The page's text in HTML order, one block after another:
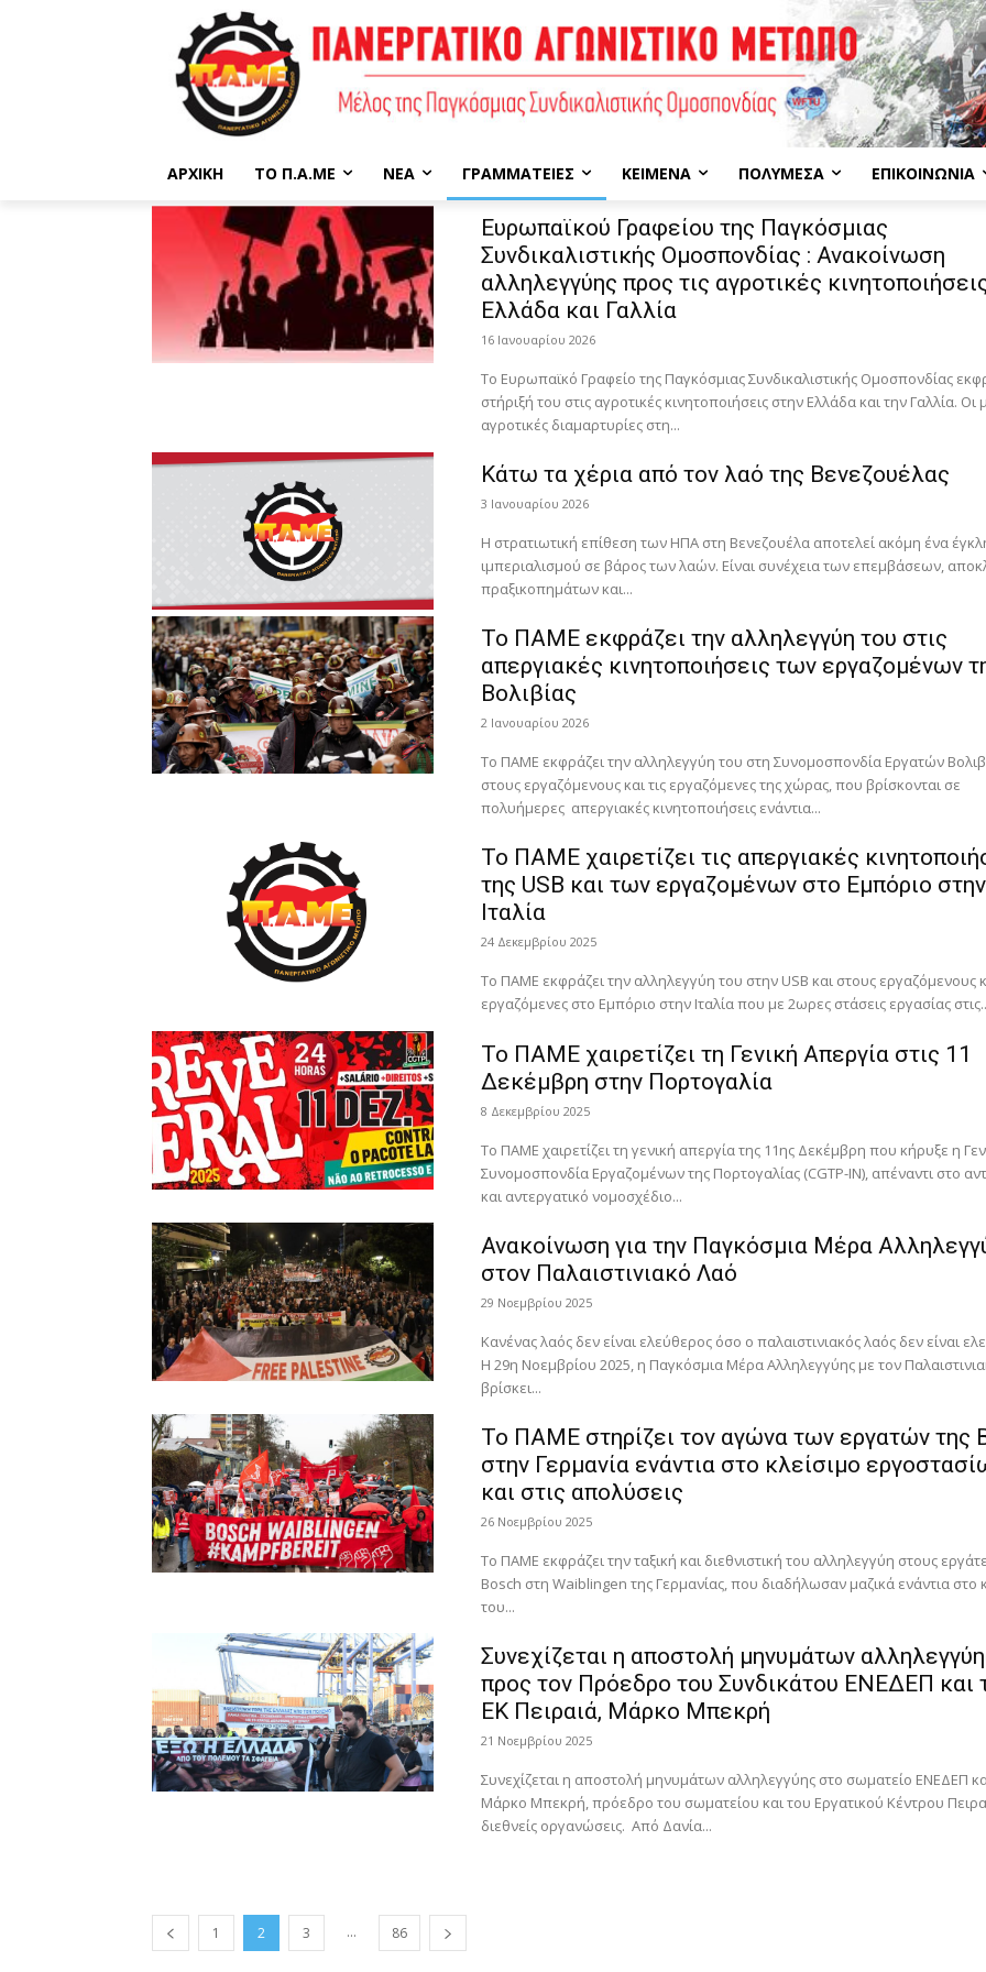
ΑΡΧΙΚΉ ΤΟ Π.Α.ΜΕ ΝΈΑ ΓΡΑΜΜΑΤΕΊΕΣ ΚΕΊΜΕΝΑ ΠΟΛΥΜΈΣΑ ΕΠΙΚΟΙΝΩΝΊΑ
Ευρωπαϊκού Γραφείου της Παγκόσμιας
Συνδικαλιστικής Ομοσπονδίας : Ανακοίνωση
αλληλεγγύης προς τις αγροτικές
Ελλάδα και Γαλλία
16 Ιανουαρίου 2026
Το Ευρωπαϊκό Γραφείο της Παγκόσμιας Συνδικαλιστικής Ομοσπονδίας
στήριξή του στις αγροτικές κινητοποιήσεις στην Ελλάδα και την Γαλλία. Οι
αγροτικές διαμαρτυρίες στη...
Κάτω τα χέρια από τον λαό της Βενεζουέλας
3 Ιανουαρίου 2026
Η στρατιωτική επίθεση των ΗΠΑ στη Βενεζουέλα αποτελεί ακόμη ένα
ιμπεριαλισμού σε βάρος των λαών. Είναι συνέχεια των επεμβάσεων,
πραξικοπημάτων και...
Το ΠΑΜΕ εκφράζει την αλληλεγγύη του στις
απεργιακές κινητοποιήσεις των εργαζομένων
Βολιβίας
2 Ιανουαρίου 2026
Το ΠΑΜΕ εκφράζει την αλληλεγγύη του στη Συνομοσπονδία Εργατών
στους εργαζόμενους και τις εργαζόμενες της χώρας, που βρίσκονται σε
πολυήμερες απεργιακές κινητοποιήσεις ενάντια...
Το ΠΑΜΕ χαιρετίζει τις απεργιακές
της USB και των εργαζομένων στο Εμπόριο στην
Ιταλία
24 Δεκεμβρίου 2025
Το ΠΑΜΕ εκφράζει την αλληλεγγύη του στην USB και στους εργαζόμενους
εργαζόμενες στο Εμπόριο στην Ιταλία που με 2ωρες στάσεις εργασίας
Το ΠΑΜΕ χαιρετίζει τη Γενική Απεργία στις 11
Δεκέμβρη στην Πορτογαλία
8 Δεκεμβρίου 2025
Το ΠΑΜΕ χαιρετίζει τη γενική απεργία της 11ης Δεκέμβρη που κήρυξε η
Συνομοσπονδία Εργαζομένων της Πορτογαλίας (CGTP-IN), απέναντι στο
και αντεργατικό νομοσχέδιο...
Ανακοίνωση για την Παγκόσμια Μέρα
στον Παλαιστινιακό Λαό
29 Νοεμβρίου 2025
Κανένας λαός δεν είναι ελεύθερος όσο ο παλαιστινιακός λαός δεν είναι
Η 29η Νοεμβρίου 2025, η Παγκόσμια Μέρα Αλληλεγγύης με τον
βρίσκει...
Το ΠΑΜΕ στηρίζει τον αγώνα των εργατών της
στην Γερμανία ενάντια στο κλείσιμο
και στις απολύσεις
26 Νοεμβρίου 2025
Το ΠΑΜΕ εκφράζει την ταξική και διεθνιστική του αλληλεγγύη στους
Bosch στη Waiblingen της Γερμανίας, που διαδήλωσαν μαζικά ενάντια στο
του...
Συνεχίζεται η αποστολή μηνυμάτων
προς τον Πρόεδρο του Συνδικάτου ΕΝΕΔΕΠ και
ΕΚ Πειραιά, Μάρκο Μπεκρή
21 Νοεμβρίου 2025
Συνεχίζεται η αποστολή μηνυμάτων αλληλεγγύης στο σωματείο ΕΝΕΔΕΠ
Μάρκο Μπεκρή, πρόεδρο του σωματείου και του Εργατικού Κέντρου
διεθνείς οργανώσεις. Από Δανία...
1 2 3 ... 86